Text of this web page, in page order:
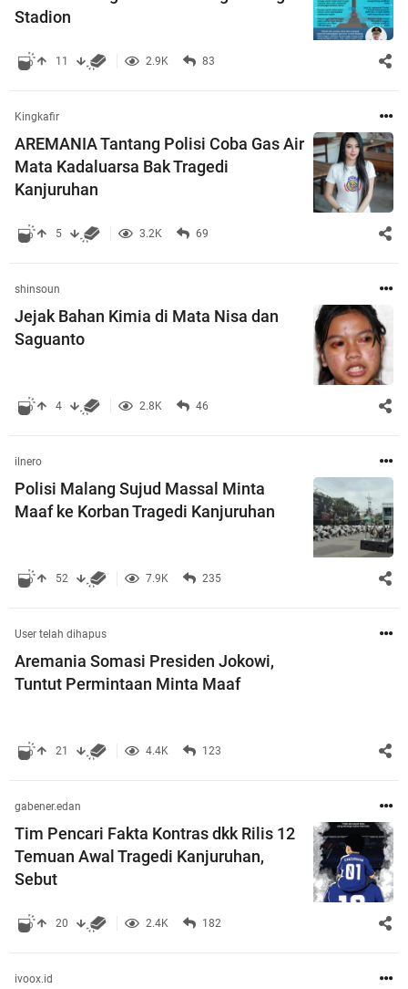
Stadion
11 2.9K 83
Kingkafir
AREMANIA Tantang Polisi Coba Gas Air
Mata Kadaluarsa Bak Tragedi
Kanjuruhan
5 3.2K 69
shinsoun
Jejak Bahan Kimia di Mata Nisa dan
Saguanto
4 2.8K 46
ilnero
Polisi Malang Sujud Massal Minta
Maaf ke Korban Tragedi Kanjuruhan
52 7.9K 235
User telah dihapus
Aremania Somasi Presiden Jokowi,
Tuntut Permintaan Minta Maaf
21 4.4K 123
gabener.edan
Tim Pencari Fakta Kontras dkk Rilis 12
Temuan Awal Tragedi Kanjuruhan,
Sebut
20 2.4K 182
ivoox.id